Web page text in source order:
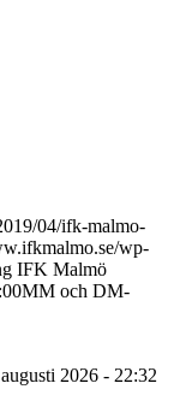
04/ifk-malmo-
wp-
IFK Malmö
MM och DM-
2026 - 22:32